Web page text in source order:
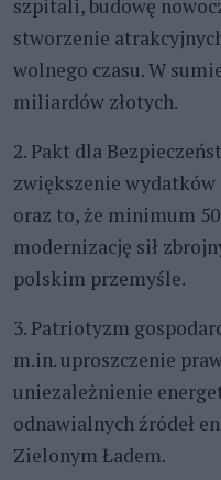
szpitali, budowę
stworzenie
wolnego czasu. W
miliardów złotych.
2. Pakt dla
zwiększenie wydatków
oraz to, że minimum
modernizację sił
polskim przemyśle.
3. Patriotyzm
m.in. uproszczenie
uniezależnienie
odnawialnych źródeł
Zielonym Ładem.